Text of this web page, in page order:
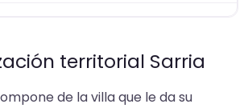
territorial Sarria
de la villa que le da su